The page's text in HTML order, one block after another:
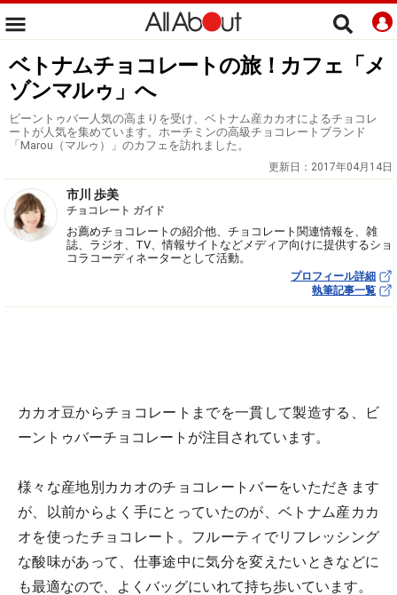
ベトナムチョコレートの旅！カフェ「メ
ゾンマルゥ」へ
ビーントゥバー人気の高まりを受け、ベトナム産カカオによるチョコレ
ートが人気を集めています。ホーチミンの高級チョコレートブランド
「Marou（マルゥ）」のカフェを訪れました。
更新日： 2017年04月14日
市川 歩美
チョコレート ガイド
お薦めチョコレートの紹介他、チョコレート関連情報を、雑
誌、ラジオ、TV、情報サイトなどメディア向けに提供するショ
コラコーディネーターとして活動。
プロフィール詳細
執筆記事一覧
カカオ豆からチョコレートまでを一貫して製造する、ビ
ーントゥバーチョコレートが注目されています。
様々な産地別カカオのチョコレートバーをいただきます
が、以前からよく手にとっていたのが、ベトナム産カカ
オを使ったチョコレート。フルーティでリフレッシング
な酸味があって、仕事途中に気分を変えたいときなどに
も最適なので、よくバッグにいれて持ち歩いています。